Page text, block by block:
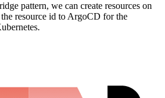
pattern, we can create resources on
resource id to ArgoCD for the